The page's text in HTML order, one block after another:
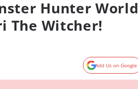
Hunter World
The Witcher!
Add Us on Google